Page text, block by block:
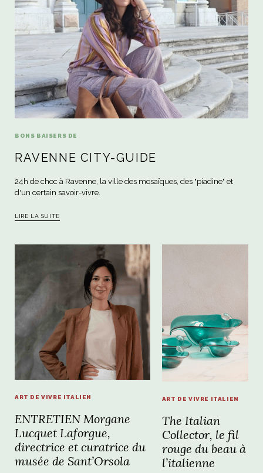
BONS BAISERS DE
RAVENNE CITY-GUIDE
24h de choc à Ravenne, la ville des mosaïques, des "piadine" et
d'un certain savoir-vivre.
LIRE LA SUITE
ART DE VIVRE ITALIEN
ENTRETIEN Morgane
Lucquet Laforgue,
directrice et curatrice du
musée de Sant’Orsola
ART DE VIVRE ITALIEN
The Italian
Collector, le fil
rouge du beau à
l’italienne